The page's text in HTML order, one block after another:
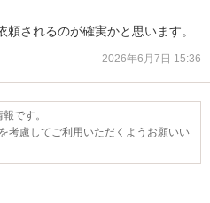
されるのが確実かと思います。
2026年6月7日 15:36
です。
考慮してご利用いただくようお願いい